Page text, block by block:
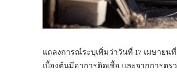
แถลงการณ์ระบุเพิ่มว่าวันที่ 17 เมษาย
เบื้องต้นมีอาการติดเชื้อ และจากการต